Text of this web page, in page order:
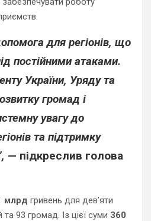
для регіонів, що
постійними атаками.
України, Уряду та
громад і
увагу до
та підтримку
— підкреслив голова
млрд гривень для дев’яти
93 громад. Із цієї суми 360